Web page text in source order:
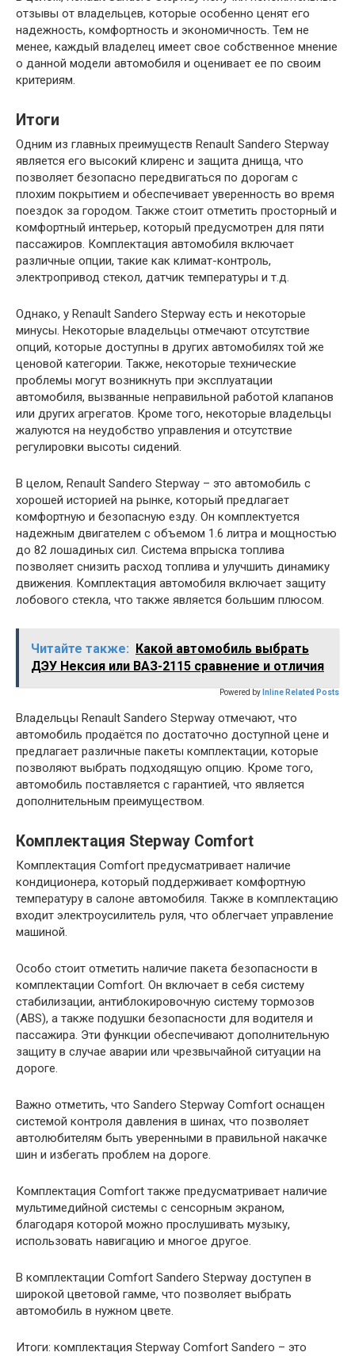
отзывы от владельцев, которые особенно ценят его
надежность, комфортность и экономичность. Тем не
менее, каждый владелец имеет свое собственное мнение
о данной модели автомобиля и оценивает ее по своим
критериям.
Итоги
Одним из главных преимуществ Renault Sandero Stepway
является его высокий клиренс и защита днища, что
позволяет безопасно передвигаться по дорогам с
плохим покрытием и обеспечивает уверенность во время
поездок за городом. Также стоит отметить просторный и
комфортный интерьер, который предусмотрен для пяти
пассажиров. Комплектация автомобиля включает
различные опции, такие как климат-контроль,
электропривод стекол, датчик температуры и т.д.
Однако, у Renault Sandero Stepway есть и некоторые
минусы. Некоторые владельцы отмечают отсутствие
опций, которые доступны в других автомобилях той же
ценовой категории. Также, некоторые технические
проблемы могут возникнуть при эксплуатации
автомобиля, вызванные неправильной работой клапанов
или других агрегатов. Кроме того, некоторые владельцы
жалуются на неудобство управления и отсутствие
регулировки высоты сидений.
В целом, Renault Sandero Stepway – это автомобиль с
хорошей историей на рынке, который предлагает
комфортную и безопасную езду. Он комплектуется
надежным двигателем с объемом 1.6 литра и мощностью
до 82 лошадиных сил. Система впрыска топлива
позволяет снизить расход топлива и улучшить динамику
движения. Комплектация автомобиля включает защиту
лобового стекла, что также является большим плюсом.
Читайте также: Какой автомобиль выбрать
ДЭУ Нексия или ВАЗ-2115 сравнение и отличия
Powered by Inline Related Posts
Владельцы Renault Sandero Stepway отмечают, что
автомобиль продаётся по достаточно доступной цене и
предлагает различные пакеты комплектации, которые
позволяют выбрать подходящую опцию. Кроме того,
автомобиль поставляется с гарантией, что является
дополнительным преимуществом.
Комплектация Stepway Comfort
Комплектация Comfort предусматривает наличие
кондиционера, который поддерживает комфортную
температуру в салоне автомобиля. Также в комплектацию
входит электроусилитель руля, что облегчает управление
машиной.
Особо стоит отметить наличие пакета безопасности в
комплектации Comfort. Он включает в себя систему
стабилизации, антиблокировочную систему тормозов
(ABS), а также подушки безопасности для водителя и
пассажира. Эти функции обеспечивают дополнительную
защиту в случае аварии или чрезвычайной ситуации на
дороге.
Важно отметить, что Sandero Stepway Comfort оснащен
системой контроля давления в шинах, что позволяет
автолюбителям быть уверенными в правильной накачке
шин и избегать проблем на дороге.
Комплектация Comfort также предусматривает наличие
мультимедийной системы с сенсорным экраном,
благодаря которой можно прослушивать музыку,
использовать навигацию и многое другое.
В комплектации Comfort Sandero Stepway доступен в
широкой цветовой гамме, что позволяет выбрать
автомобиль в нужном цвете.
Итоги: комплектация Stepway Comfort Sandero – это